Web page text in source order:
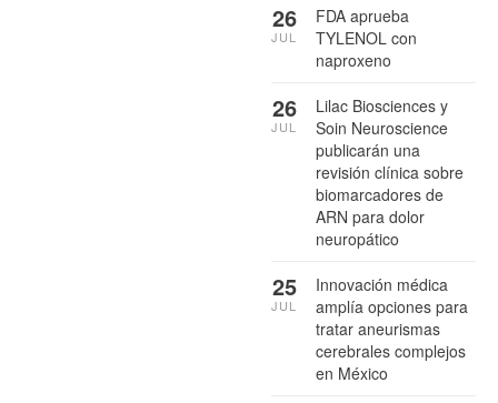
FDA aprueba
TYLENOL con
naproxeno
26
JUL
Lilac Biosciences y
Soin Neuroscience
publicarán una
revisión clínica sobre
biomarcadores de
ARN para dolor
neuropático
26
JUL
Innovación médica
amplía opciones para
tratar aneurismas
cerebrales complejos
en México
25
JUL